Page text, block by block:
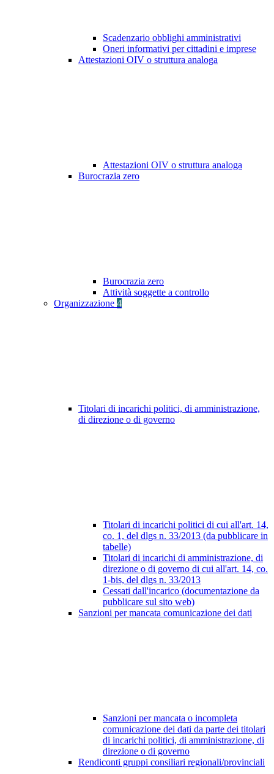
Scadenzario obblighi amministrativi
Oneri informativi per cittadini e imprese
Attestazioni OIV o struttura analoga
Attestazioni OIV o struttura analoga
Burocrazia zero
Burocrazia zero
Attività soggette a controllo
Organizzazione 4
Titolari di incarichi politici, di amministrazione,
di direzione o di governo
Titolari di incarichi politici di cui all'art. 14,
co. 1, del dlgs n. 33/2013 (da pubblicare in
tabelle)
Titolari di incarichi di amministrazione, di
direzione o di governo di cui all'art. 14, co.
1-bis, del dlgs n. 33/2013
Cessati dall'incarico (documentazione da
pubblicare sul sito web)
Sanzioni per mancata comunicazione dei dati
Sanzioni per mancata o incompleta
comunicazione dei dati da parte dei titolari
di incarichi politici, di amministrazione, di
direzione o di governo
Rendiconti gruppi consiliari regionali/provinciali